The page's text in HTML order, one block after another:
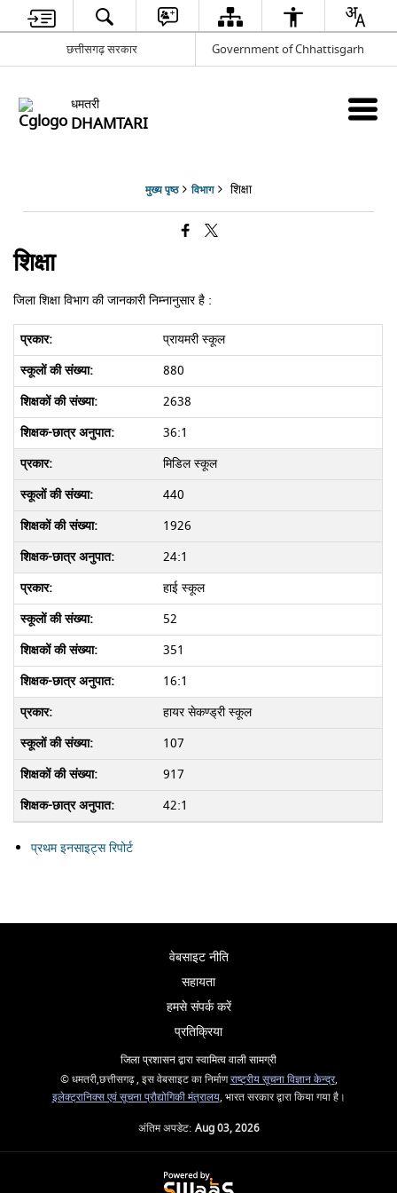
छत्तीसगढ़ सरकार Government of Chhattisgarh
धमतरी
DHAMTARI
मुख्य पृष्ठ विभाग शिक्षा
शिक्षा
जिला शिक्षा विभाग की जानकारी निम्नानुसार है :
प्रायमरी स्कूल
880
2638
36:1
मिडिल स्कूल
440
1926
24:1
हाई स्कूल
52
351
16:1
हायर सेकण्ड्री स्कूल
107
917
42:1
प्रथम इनसाइट्स रिपोर्ट
वेबसाइट नीति
सहायता
हमसे संपर्क करें
प्रतिक्रिया
जिला प्रशासन द्वारा स्वामित्व वाली सामग्री
© धमतरी,छत्तीसगढ़ , इस वेबसाइट का निर्माणराष्ट्रीय सूचना विज्ञान केन्द्र,
इलेक्ट्रानिक्स एवं सूचना प्रौद्योगिकी मंत्रालय, भारत सरकार द्वारा किया गया है।
अंतिम अपडेट: Aug 03, 2026